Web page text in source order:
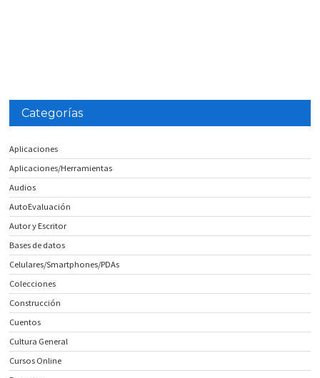
Categorías
Aplicaciones
Aplicaciones/Herramientas
Audios
AutoEvaluación
Autor y Escritor
Bases de datos
Celulares/Smartphones/PDAs
Colecciones
Construcción
Cuentos
Cultura General
Cursos Online